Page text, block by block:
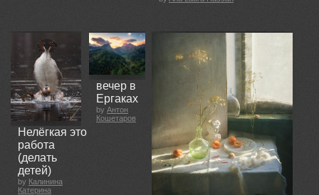
Нелёгкая это
работа
(делать
детей)
by Калинина
Катерина
вечер в
Ергаках
by Антон
Кошетаров